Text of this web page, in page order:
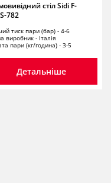
стіл Sidi F-
782
Робочий тиск пари (бар) - 4-6
Країна виробник - Італія
Витрата пари (кг/година) - 3-5
Детальніше